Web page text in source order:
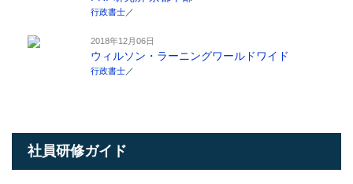
行政書士 ／
2018年12月06日
ウィルソン・ラーニングワールドワイド
行政書士 ／
社員研修ガイド